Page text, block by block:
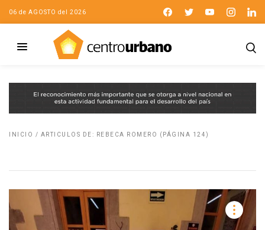
06 de AGOSTO del 2026
INICIO / ARTICULOS DE: REBECA ROMERO (PÁGINA 124)